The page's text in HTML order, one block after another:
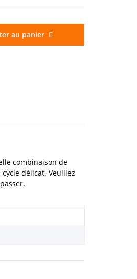
au panier
combinaison de
délicat. Veuillez